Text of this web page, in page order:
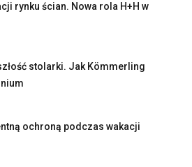
rynku ścian. Nowa rola H+H w
stolarki. Jak Kömmerling
ochroną podczas wakacji